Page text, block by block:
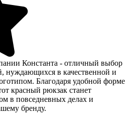
Константа - отличный выбор
нуждающихся в качественной и
Благодаря удобной форме
красный рюкзак станет
в повседневных делах и
бренду.